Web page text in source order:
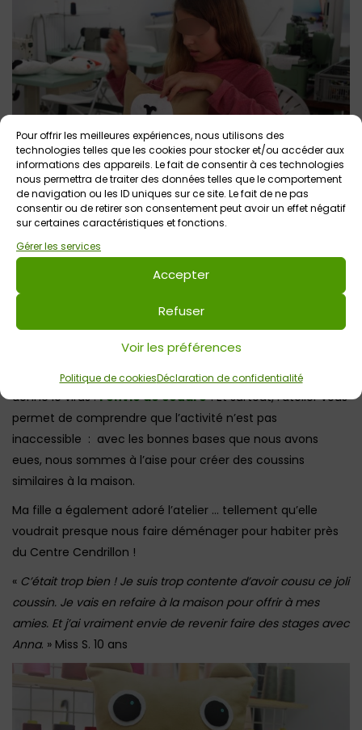
Pour offrir les meilleures expériences, nous utilisons des
technologies telles que les cookies pour stocker et/ou accéder aux
informations des appareils. Le fait de consentir à ces technologies
nous permettra de traiter des données telles que le comportement
de navigation ou les ID uniques sur ce site. Le fait de ne pas
consentir ou de retirer son consentement peut avoir un effet négatif
sur certaines caractéristiques et fonctions.
Gérer les services
Accepter
Refuser
Voir les préférences
Politique de cookiesDéclaration de confidentialité
C’était un chouette atelier qui nous a permis de réaliser un
joli coussin en duo, et nous sommes plutôt fières du
résultat ! C’était aussi une belle occasion de partager du
temps avec son enfant autour d’une activité, où entraide
et partage étaient nécessaires … une belle occasion de se
construire des souvenirs en famille autour d’un joli moment
de complicité ! L’ambiance est conviviale : Anna sait
recevoir ses petits stagiaires !
Mais ce que l’on retiendra de cet atelier… c’est qu’il vous
donne le virus :l’envie de coudre! Et surtout, l’atelier vous
permet de comprendre que l’activité n’est pas
inaccessible : avec les bonnes bases que nous avons
eues, nous sommes à l’aise pour créer des coussins
similaires à la maison.
Ma fille a également adoré l’atelier … tellement qu’elle
voudrait presque nous faire déménager pour habiter près
du Centre Cendrillon !
« C’était trop bien ! Je suis trop contente d’avoir cousu ce joli
coussin. Je vais en refaire à la maison pour offrir à mes
amies. Et j’ai vraiment envie de revenir faire des stages avec
Anna. » Miss S. 10 ans